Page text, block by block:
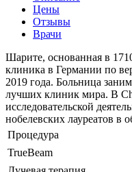
Цены
Отзывы
Врачи
Шарите, основанная в
клиника в Германии по
2019 года. Больница
лучших клиник мира. В
исследовательской
нобелевских лауреатов в
Процедура
TrueBeam